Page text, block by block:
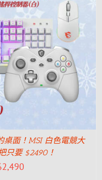
桌面！MSI 白色電競大
只要 $2490！
2,490